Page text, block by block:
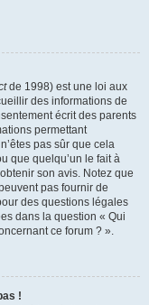
de 1998) est une loi aux
des informations de
écrit des parents
permettant
pas sûr que cela
que quelqu’un le fait à
son avis. Notez que
pas fournir de
des questions légales
dans la question « Qui
ce forum ? ».
!